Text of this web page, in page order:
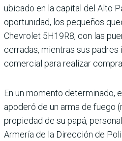
ubicado en la capital del Alto
oportunidad, los pequeños
Chevrolet 5H19R8, con las
cerradas, mientras sus
comercial para realizar
En un momento determinado,
apoderó de un arma de fuego
propiedad de su papá,
Armería de la Dirección de